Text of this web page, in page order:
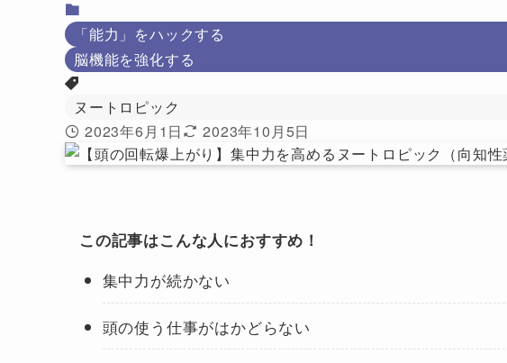
「能力」をハックする
脳機能を強化する
ヌートロピック
2023年6月1日
2023年10月5日
この記事はこんな人におすすめ！
集中力が続かない
頭の使う仕事がはかどらない